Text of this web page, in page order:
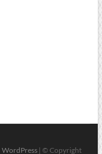
WordPress| © Copyright